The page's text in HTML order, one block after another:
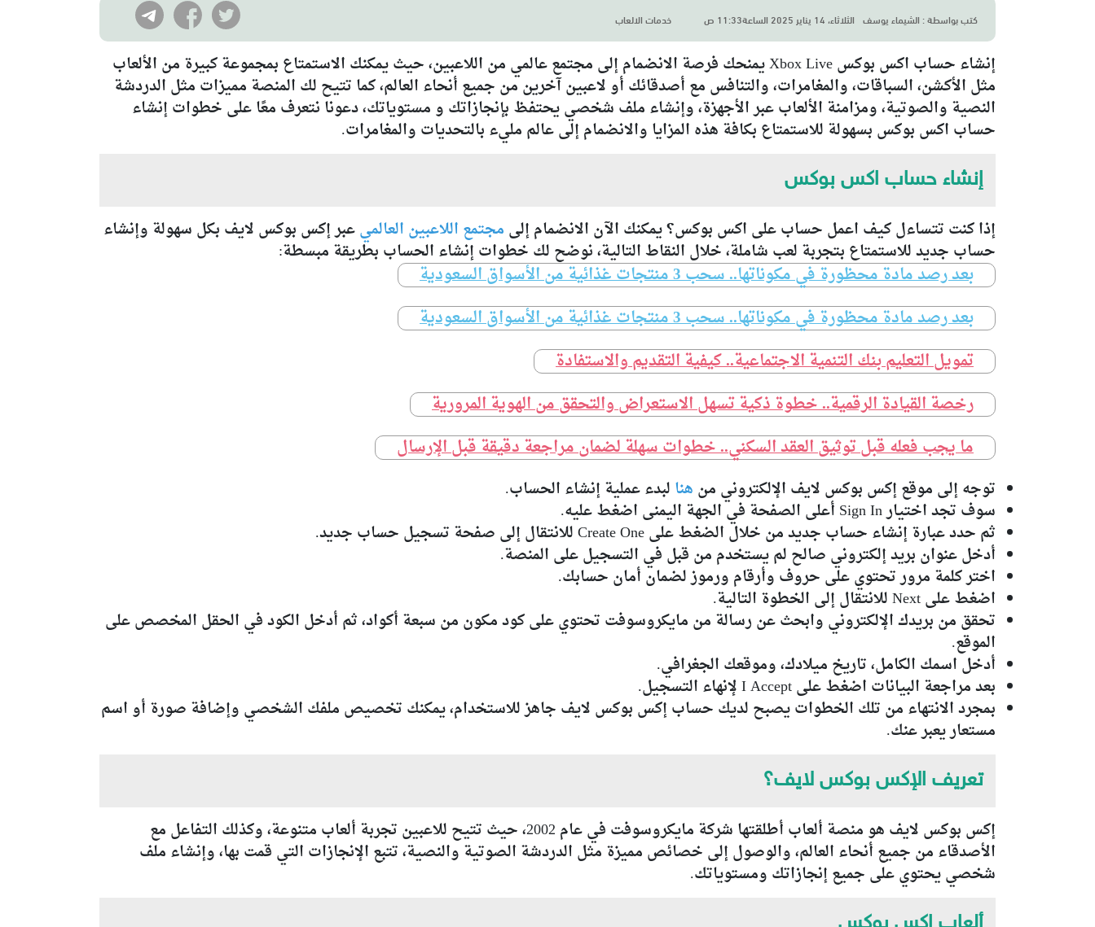
كتب بواسطة : الشيماء يوسف الثلاثاء، 14 يناير 2025 الساعة11:33 ص خدمات الالعاب
إنشاء حساب اكس بوكس Xbox Live يمنحك فرصة الانضمام إلى مجتمع عالمي من اللاعبين، حيث يمكنك الاستمتاع بمجموعة كبيرة من الألعاب
مثل الأكشن، السباقات، والمغامرات، والتنافس مع أصدقائك أو لاعبين آخرين من جميع أنحاء العالم، كما تتيح لك المنصة مميزات مثل الدردشة
النصية والصوتية، ومزامنة الألعاب عبر الأجهزة، وإنشاء ملف شخصي يحتفظ بإنجازاتك و مستوياتك، دعونا نتعرف معًا على خطوات إنشاء
حساب اكس بوكس بسهولة للاستمتاع بكافة هذه المزايا والانضمام إلى عالم مليء بالتحديات والمغامرات.
إنشاء حساب اكس بوكس
إذا كنت تتساءل كيف اعمل حساب على اكس بوكس؟ يمكنك الآن الانضمام إلى مجتمع اللاعبين العالميعبر إكس بوكس لايف بكل سهولة وإنشاء
حساب جديد للاستمتاع بتجربة لعب شاملة، خلال النقاط التالية، نوضح لك خطوات إنشاء الحساب بطريقة مبسطة:
بعد رصد مادة محظورة في مكوناتها.. سحب 3 منتجات غذائية من الأسواق السعودية
بعد رصد مادة محظورة في مكوناتها.. سحب 3 منتجات غذائية من الأسواق السعودية
تمويل التعليم بنك التنمية الاجتماعية.. كيفية التقديم والاستفادة
رخصة القيادة الرقمية.. خطوة ذكية تسهل الاستعراض والتحقق من الهوية المرورية
ما يجب فعله قبل توثيق العقد السكني.. خطوات سهلة لضمان مراجعة دقيقة قبل الإرسال
توجه إلى موقع إكس بوكس لايف الإلكتروني من هنا لبدء عملية إنشاء الحساب.
سوف تجد اختيار Sign In أعلى الصفحة في الجهة اليمنى اضغط عليه.
ثم حدد عبارة إنشاء حساب جديد من خلال الضغط على Create One للانتقال إلى صفحة تسجيل حساب جديد.
أدخل عنوان بريد إلكتروني صالح لم يستخدم من قبل في التسجيل على المنصة.
اختر كلمة مرور تحتوي على حروف وأرقام ورموز لضمان أمان حسابك.
اضغط على Next للانتقال إلى الخطوة التالية.
تحقق من بريدك الإلكتروني وابحث عن رسالة من مايكروسوفت تحتوي على كود مكون من سبعة أكواد، ثم أدخل الكود في الحقل المخصص على
الموقع.
أدخل اسمك الكامل، تاريخ ميلادك، وموقعك الجغرافي.
بعد مراجعة البيانات اضغط على I Accept لإنهاء التسجيل.
بمجرد الانتهاء من تلك الخطوات يصبح لديك حساب إكس بوكس لايف جاهز للاستخدام، يمكنك تخصيص ملفك الشخصي وإضافة صورة أو اسم
مستعار يعبر عنك.
تعريف الإكس بوكس لايف؟
إكس بوكس لايف هو منصة ألعاب أطلقتها شركة مايكروسوفت في عام 2002، حيث تتيح للاعبين تجربة ألعاب متنوعة، وكذلك التفاعل مع
الأصدقاء من جميع أنحاء العالم، والوصول إلى خصائص مميزة مثل الدردشة الصوتية والنصية، تتبع الإنجازات التي قمت بها، وإنشاء ملف
شخصي يحتوي على جميع إنجازاتك ومستوياتك.